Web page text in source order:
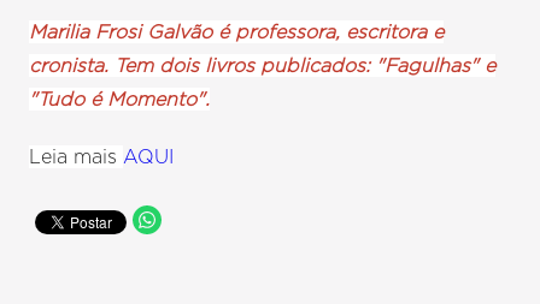
Marilia Frosi Galvão é professora, escritora e
cronista. Tem dois livros publicados: "Fagulhas" e
"Tudo é Momento".
Leia maisAQUI